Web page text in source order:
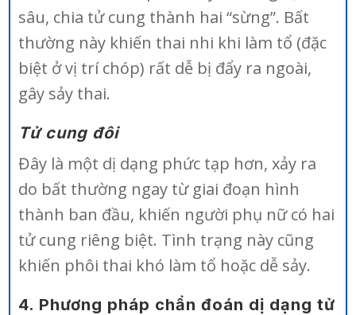
sâu, chia tử cung thành hai “sừng”. Bất
thường này khiến thai nhi khi làm tổ (đặc
biệt ở vị trí chóp) rất dễ bị đẩy ra ngoài,
gây sảy thai.
Tử cung đôi
Đây là một dị dạng phức tạp hơn, xảy ra
do bất thường ngay từ giai đoạn hình
thành ban đầu, khiến người phụ nữ có hai
tử cung riêng biệt. Tình trạng này cũng
khiến phôi thai khó làm tổ hoặc dễ sảy.
4. Phương pháp chẩn đoán dị dạng tử